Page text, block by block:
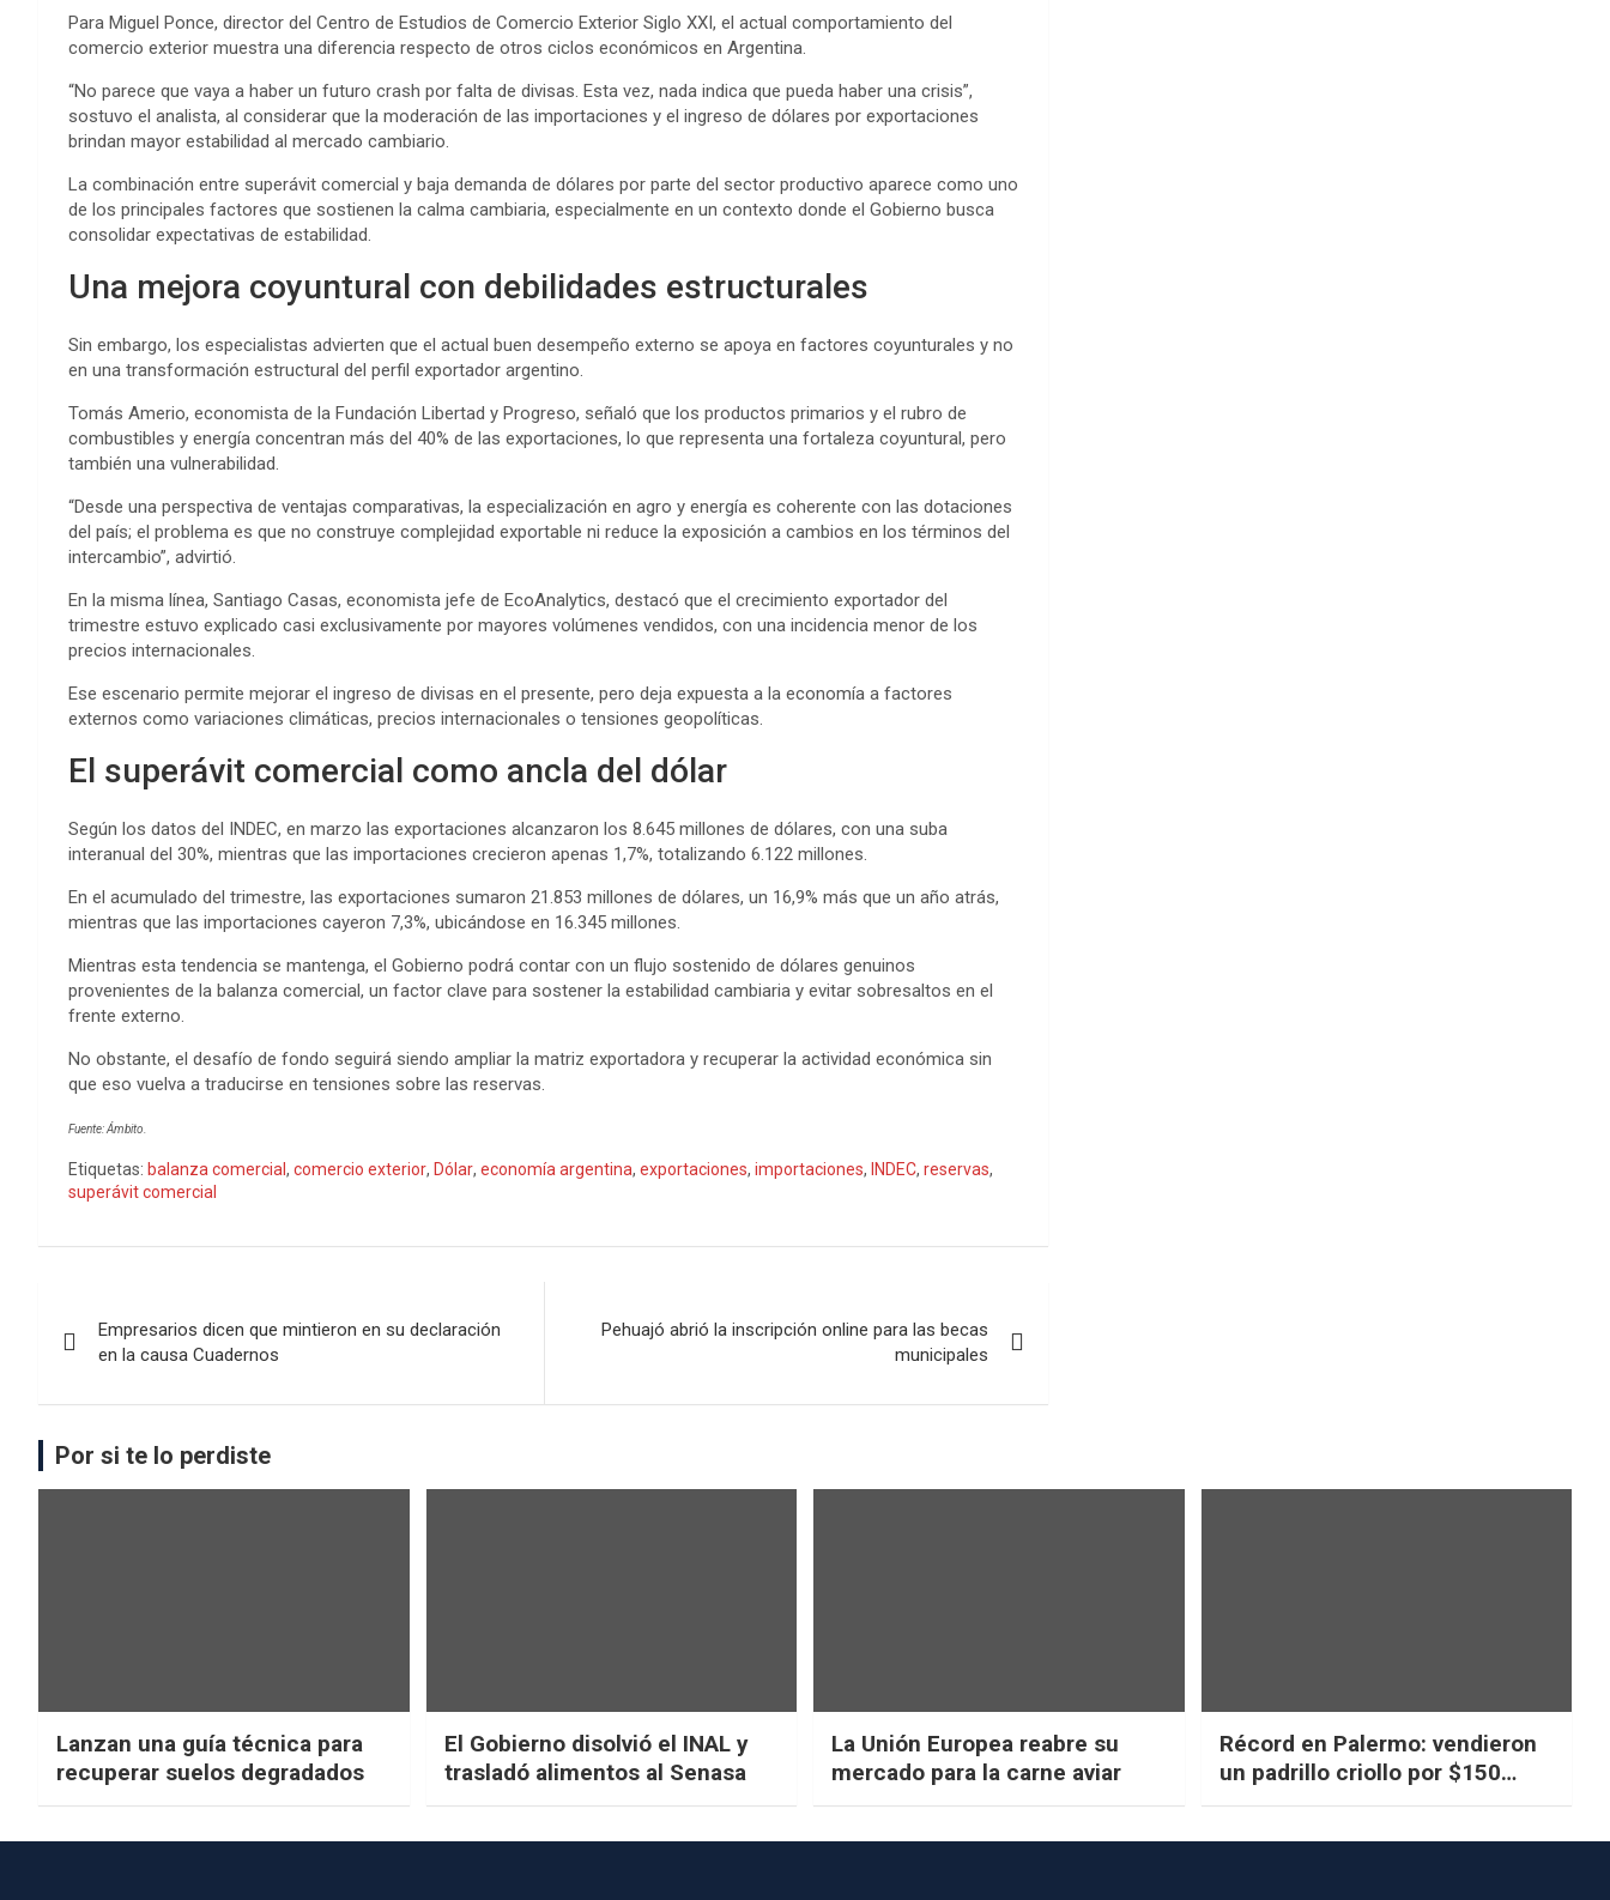
Para Miguel Ponce, director del Centro de Estudios de Comercio Exterior Siglo XXI, el actual comportamiento del
comercio exterior muestra una diferencia respecto de otros ciclos económicos en Argentina.
“No parece que vaya a haber un futuro crash por falta de divisas. Esta vez, nada indica que pueda haber una crisis”,
sostuvo el analista, al considerar que la moderación de las importaciones y el ingreso de dólares por exportaciones
brindan mayor estabilidad al mercado cambiario.
La combinación entre superávit comercial y baja demanda de dólares por parte del sector productivo aparece como uno
de los principales factores que sostienen la calma cambiaria, especialmente en un contexto donde el Gobierno busca
consolidar expectativas de estabilidad.
Una mejora coyuntural con debilidades estructurales
Sin embargo, los especialistas advierten que el actual buen desempeño externo se apoya en factores coyunturales y no
en una transformación estructural del perfil exportador argentino.
Tomás Amerio, economista de la Fundación Libertad y Progreso, señaló que los productos primarios y el rubro de
combustibles y energía concentran más del 40% de las exportaciones, lo que representa una fortaleza coyuntural, pero
también una vulnerabilidad.
“Desde una perspectiva de ventajas comparativas, la especialización en agro y energía es coherente con las dotaciones
del país; el problema es que no construye complejidad exportable ni reduce la exposición a cambios en los términos del
intercambio”, advirtió.
En la misma línea, Santiago Casas, economista jefe de EcoAnalytics, destacó que el crecimiento exportador del
trimestre estuvo explicado casi exclusivamente por mayores volúmenes vendidos, con una incidencia menor de los
precios internacionales.
Ese escenario permite mejorar el ingreso de divisas en el presente, pero deja expuesta a la economía a factores
externos como variaciones climáticas, precios internacionales o tensiones geopolíticas.
El superávit comercial como ancla del dólar
Según los datos del INDEC, en marzo las exportaciones alcanzaron los 8.645 millones de dólares, con una suba
interanual del 30%, mientras que las importaciones crecieron apenas 1,7%, totalizando 6.122 millones.
En el acumulado del trimestre, las exportaciones sumaron 21.853 millones de dólares, un 16,9% más que un año atrás,
mientras que las importaciones cayeron 7,3%, ubicándose en 16.345 millones.
Mientras esta tendencia se mantenga, el Gobierno podrá contar con un flujo sostenido de dólares genuinos
provenientes de la balanza comercial, un factor clave para sostener la estabilidad cambiaria y evitar sobresaltos en el
frente externo.
No obstante, el desafío de fondo seguirá siendo ampliar la matriz exportadora y recuperar la actividad económica sin
que eso vuelva a traducirse en tensiones sobre las reservas.
Fuente: Ámbito.
Etiquetas: balanza comercial , comercio exterior, Dólar, economía argentina, exportaciones, importaciones, INDEC, reservas,
superávit comercial
Empresarios dicen que mintieron en su declaración
en la causa Cuadernos
Pehuajó abrió la inscripción online para las becas
municipales
Por si te lo perdiste
Lanzan una guía técnica para
recuperar suelos degradados
El Gobierno disolvió el INAL y
trasladó alimentos al Senasa
La Unión Europea reabre su
mercado para la carne aviar
Récord en Palermo: vendieron
un padrillo criollo por $150
millones